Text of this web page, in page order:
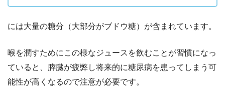
には大量の糖分（大部分がブドウ糖）が含まれています。
喉を潤すためにこの様なジュースを飲むことが習慣になっ
ていると、膵臓が疲弊し将来的に糖尿病を患ってしまう可
能性が高くなるので注意が必要です。